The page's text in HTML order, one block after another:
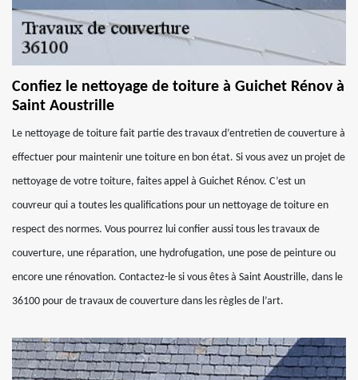
Confiez le nettoyage de toiture à Guichet Rénov à
Saint Aoustrille
Le nettoyage de toiture fait partie des travaux d’entretien de couverture à
effectuer pour maintenir une toiture en bon état. Si vous avez un projet de
nettoyage de votre toiture, faites appel à Guichet Rénov. C’est un
couvreur qui a toutes les qualifications pour un nettoyage de toiture en
respect des normes. Vous pourrez lui confier aussi tous les travaux de
couverture, une réparation, une hydrofugation, une pose de peinture ou
encore une rénovation. Contactez-le si vous êtes à Saint Aoustrille, dans le
36100 pour de travaux de couverture dans les règles de l’art.